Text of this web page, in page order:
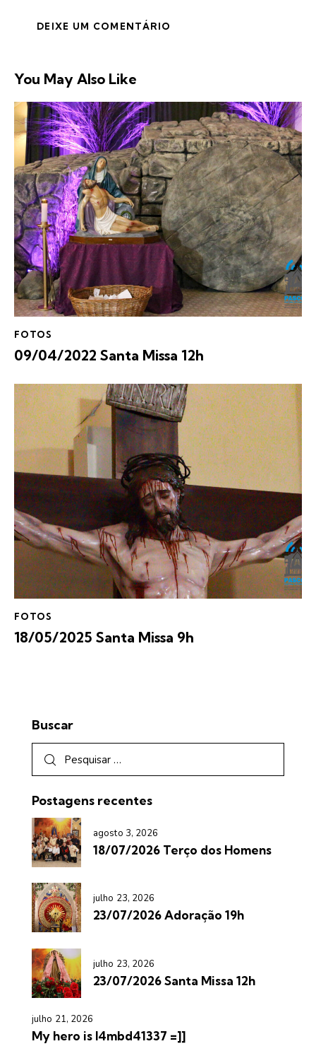
You May Also Like
FOTOS
09/04/2022 Santa Missa 12h
FOTOS
18/05/2025 Santa Missa 9h
Buscar
Postagens recentes
agosto 3, 2026
18/07/2026 Terço dos Homens
julho 23, 2026
23/07/2026 Adoração 19h
julho 23, 2026
23/07/2026 Santa Missa 12h
julho 21, 2026
My hero is l4mbd41337 =]]